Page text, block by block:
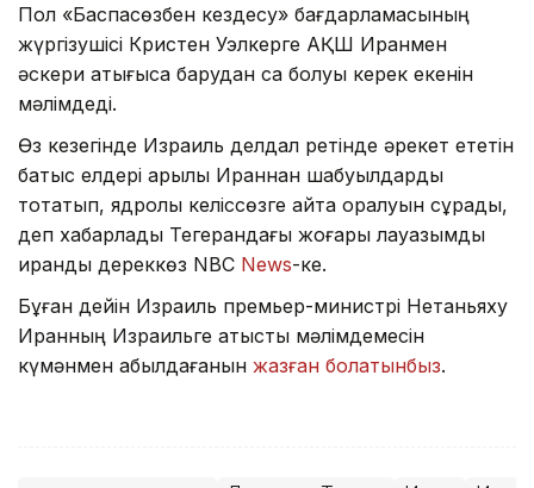
Пол «Баспасөзбен кездесу» бағдарламасының
жүргізушісі Кристен Уэлкерге АҚШ Иранмен
әскери қақтығысқа барудан сақ болуы керек екенін
мәлімдеді.
Өз кезегінде Израиль делдал ретінде әрекет ететін
батыс елдері арқылы Ираннан шабуылдарды
тоқтатып, ядролық келіссөзге қайта оралуын сұрады,
деп хабарлады Тегерандағы жоғары лауазымды
ирандық дереккөз NBC News-ке.
Бұған дейін Израиль премьер-министрі Нетаньяху
Иранның Израильге қатысты мәлімдемесін
күмәнмен қабылдағанын жазған болатынбыз.